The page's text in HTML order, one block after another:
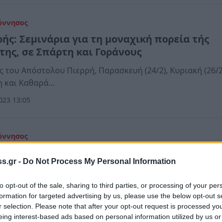
- Do Not Process My Personal Information
opt-out of the sale, sharing to third parties, or processing of your
for targeted advertising by us, please use the below opt-out
selection. Please note that after your opt-out request is processed
interest-based ads based on personal information utilized by us
Σεμινάρια για τη μοναχική πορεία τής
σε Σπάρτη και Γοράνους
του Απόστολου Πιερρή, Παρασκευή (24/2), Κυριακή (26/
και Καθαρά…
13:05
ανοικτού τύπου (photos)
από παντού και εθελοντές έσβησαν την επικίνδυνη
δάσος…
10:27